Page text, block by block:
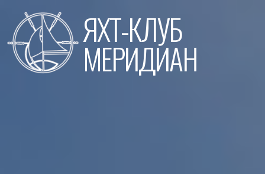
к
содержимому
ЯХТ-КЛУБ
МЕРИДИАН